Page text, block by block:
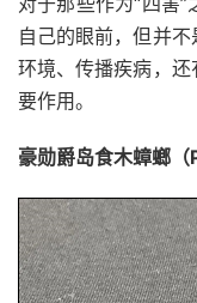
自己的眼前，但并
环境、传播疾病，
要作用。
豪勋爵岛食木蟑螂（